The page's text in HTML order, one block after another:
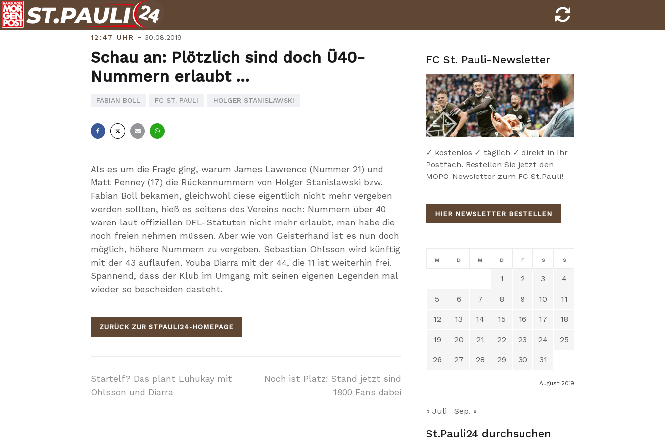
Skip
to
content
12:47 UHR - 30.08.2019
Schau an: Plötzlich sind doch Ü40-
Nummern erlaubt …
FABIAN BOLL FC ST. PAULI HOLGER STANISLAWSKI
Als es um die Frage ging, warum James Lawrence (Nummer 21) und
Matt Penney (17) die Rückennummern von Holger Stanislawski bzw.
Fabian Boll bekamen, gleichwohl diese eigentlich nicht mehr vergeben
werden sollten, hieß es seitens des Vereins noch: Nummern über 40
wären laut offiziellen DFL-Statuten nicht mehr erlaubt, man habe die
noch freien nehmen müssen. Aber wie von Geisterhand ist es nun doch
möglich, höhere Nummern zu vergeben. Sebastian Ohlsson wird künftig
mit der 43 auflaufen, Youba Diarra mit der 44, die 11 ist weiterhin frei.
Spannend, dass der Klub im Umgang mit seinen eigenen Legenden mal
wieder so bescheiden dasteht.
ZURÜCK ZUR STPAULI24-HOMEPAGE
Beitragsnavigation
Startelf? Das plant Luhukay mit
Ohlsson und Diarra
Noch ist Platz: Stand jetzt sind
1800 Fans dabei
FC St. Pauli-Newsletter
✓ kostenlos ✓ täglich ✓ direkt in Ihr
Postfach. Bestellen Sie jetzt den
MOPO-Newsletter zum FC St.Pauli!
HIER NEWSLETTER BESTELLEN
August 2019
M D M D F S S
1 2 3 4
5 6 7 8 9 10 11
12 13 14 15 16 17 18
19 20 21 22 23 24 25
26 27 28 29 30 31
« Juli Sep. »
St.Pauli24 durchsuchen